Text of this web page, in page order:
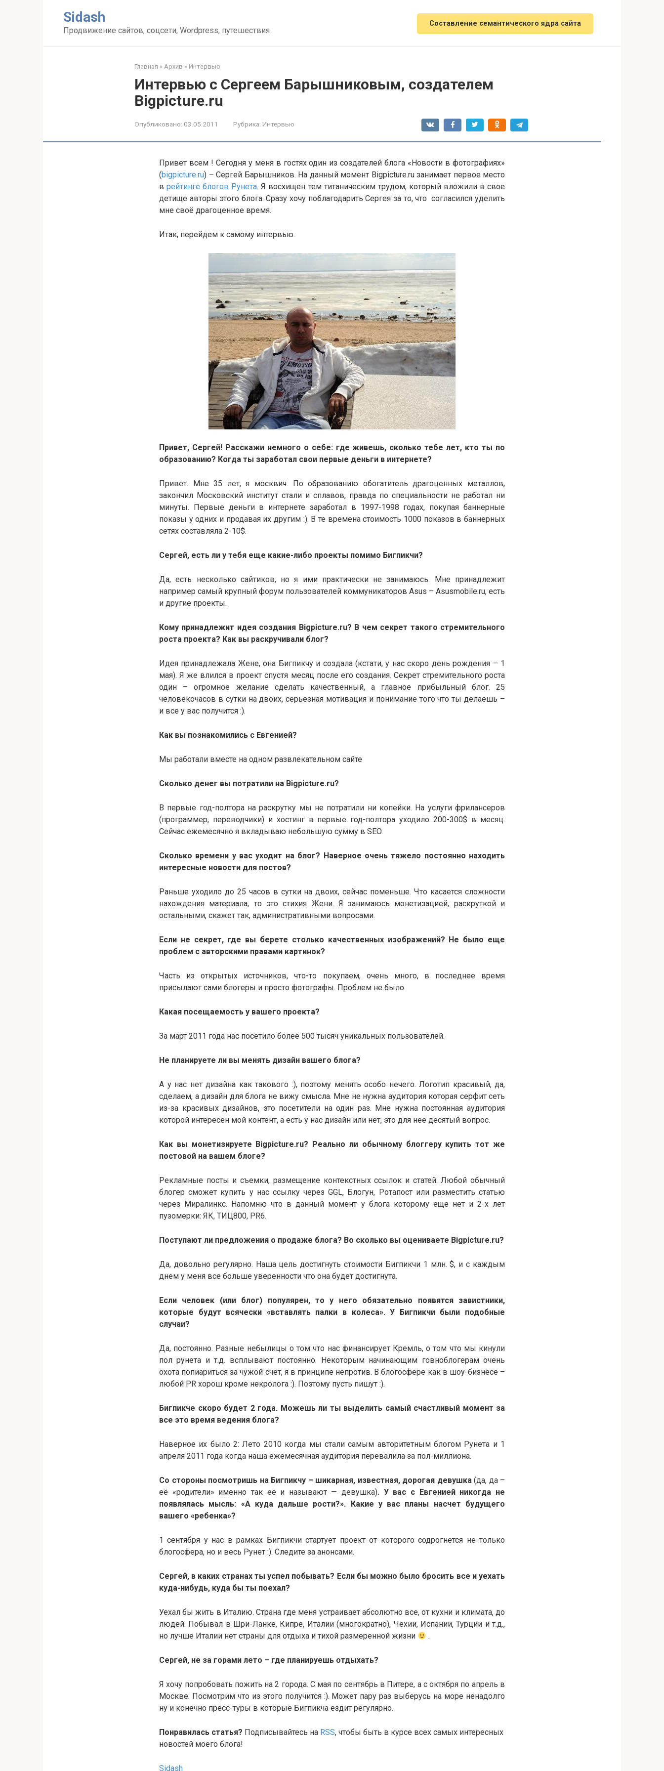
Sidash
Продвижение сайтов, соцсети, Wordpress, путешествия
Составление семантического ядра сайта
Главная » Архив » Интервью
Интервью с Сергеем Барышниковым, создателем
Bigpicture.ru
Опубликовано: 03.05.2011 Рубрика: Интервью
Привет всем ! Сегодня у меня в гостях один из создателей блога «Новости в фотографиях»
(bigpicture.ru) – Сергей Барышников. На данный момент Bigpicture.ru занимает первое место
врейтинге блогов Рунета. Я восхищен тем титаническим трудом, который вложили в свое
детище авторы этого блога. Сразу хочу поблагодарить Сергея за то, что согласился уделить
мне своё драгоценное время.
Итак, перейдем к самому интервью.
Привет, Сергей! Расскажи немного о себе: где живешь, сколько тебе лет, кто ты по
образованию? Когда ты заработал свои первые деньги в интернете?
Привет. Мне 35 лет, я москвич. По образованию обогатитель драгоценных металлов,
закончил Московский институт стали и сплавов, правда по специальности не работал ни
минуты. Первые деньги в интернете заработал в 1997-1998 годах, покупая баннерные
показы у одних и продавая их другим :). В те времена стоимость 1000 показов в баннерных
сетях составляла 2-10$.
Сергей, есть ли у тебя еще какие-либо проекты помимо Бигпикчи?
Да, есть несколько сайтиков, но я ими практически не занимаюсь. Мне принадлежит
например самый крупный форум пользователей коммуникаторов Asus – Asusmobile.ru, есть
и другие проекты.
Кому принадлежит идея создания Bigpicture.ru? В чем секрет такого стремительного
роста проекта? Как вы раскручивали блог?
Идея принадлежала Жене, она Бигпикчу и создала (кстати, у нас скоро день рождения – 1
мая). Я же влился в проект спустя месяц после его создания. Секрет стремительного роста
один – огромное желание сделать качественный, а главное прибыльный блог. 25
человекочасов в сутки на двоих, серьезная мотивация и понимание того что ты делаешь –
и все у вас получится :).
Как вы познакомились с Евгенией?
Мы работали вместе на одном развлекательном сайте
Сколько денег вы потратили на Bigpicture.ru?
В первые год-полтора на раскрутку мы не потратили ни копейки. На услуги фрилансеров
(программер, переводчики) и хостинг в первые год-полтора уходило 200-300$ в месяц.
Сейчас ежемесячно я вкладываю небольшую сумму в SEO.
Сколько времени у вас уходит на блог? Наверное очень тяжело постоянно находить
интересные новости для постов?
Раньше уходило до 25 часов в сутки на двоих, сейчас поменьше. Что касается сложности
нахождения материала, то это стихия Жени. Я занимаюсь монетизацией, раскруткой и
остальными, скажет так, административными вопросами.
Если не секрет, где вы берете столько качественных изображений? Не было еще
проблем с авторскими правами картинок?
Часть из открытых источников, что-то покупаем, очень много, в последнее время
присылают сами блогеры и просто фотографы. Проблем не было.
Какая посещаемость у вашего проекта?
За март 2011 года нас посетило более 500 тысяч уникальных пользователей.
Не планируете ли вы менять дизайн вашего блога?
А у нас нет дизайна как такового :), поэтому менять особо нечего. Логотип красивый, да,
сделаем, а дизайн для блога не вижу смысла. Мне не нужна аудитория которая серфит сеть
из-за красивых дизайнов, это посетители на один раз. Мне нужна постоянная аудитория
которой интересен мой контент, а есть у нас дизайн или нет, это для нее десятый вопрос.
Как вы монетизируете Bigpicture.ru? Реально ли обычному блоггеру купить тот же
постовой на вашем блоге?
Рекламные посты и съемки, размещение контекстных ссылок и статей. Любой обычный
блогер сможет купить у нас ссылку через GGL, Блогун, Ротапост или разместить статью
через Миралинкс. Напомню что в данный момент у блога которому еще нет и 2-х лет
пузомерки: ЯК, ТИЦ800, PR6.
Поступают ли предложения о продаже блога? Во сколько вы оцениваете Bigpicture.ru?
Да, довольно регулярно. Наша цель достигнуть стоимости Бигпикчи 1 млн. $, и с каждым
днем у меня все больше уверенности что она будет достигнута.
Если человек (или блог) популярен, то у него обязательно появятся завистники,
которые будут всячески «вставлять палки в колеса». У Бигпикчи были подобные
случаи?
Да, постоянно. Разные небылицы о том что нас финансирует Кремль, о том что мы кинули
пол рунета и т.д. всплывают постоянно. Некоторым начинающим говноблогерам очень
охота попиариться за чужой счет, я в принципе непротив. В блогосфере как в шоу-бизнесе –
любой PR хорош кроме некролога :). Поэтому пусть пишут :).
Бигпикче скоро будет 2 года. Можешь ли ты выделить самый счастливый момент за
все это время ведения блога?
Наверное их было 2: Лето 2010 когда мы стали самым авторитетным блогом Рунета и 1
апреля 2011 года когда наша ежемесячная аудитория перевалила за пол-миллиона.
Со стороны посмотришь на Бигпикчу – шикарная, известная, дорогая девушка (да, да –
её «родители» именно так её и называют — девушка). У вас с Евгенией никогда не
появлялась мысль: «А куда дальше рости?». Какие у вас планы насчет будущего
вашего «ребенка»?
1 сентября у нас в рамках Бигпикчи стартует проект от которого содрогнется не только
блогосфера, но и весь Рунет :). Следите за анонсами.
Сергей, в каких странах ты успел побывать? Если бы можно было бросить все и уехать
куда-нибудь, куда бы ты поехал?
Уехал бы жить в Италию. Страна где меня устраивает абсолютно все, от кухни и климата, до
людей. Побывал в Шри-Ланке, Кипре, Италии (многократно), Чехии, Испании, Турции и т.д.,
но лучше Италии нет страны для отдыха и тихой размеренной жизни
.
Сергей, не за горами лето – где планируешь отдыхать?
Я хочу попробовать пожить на 2 города. С мая по сентябрь в Питере, а с октября по апрель в
Москве. Посмотрим что из этого получится :). Может пару раз выберусь на море ненадолго
ну и конечно пресс-туры в которые Бигпикча ездит регулярно.
Понравилась статья? Подписывайтесь на RSS, чтобы быть в курсе всех самых интересных
новостей моего блога!
Sidash